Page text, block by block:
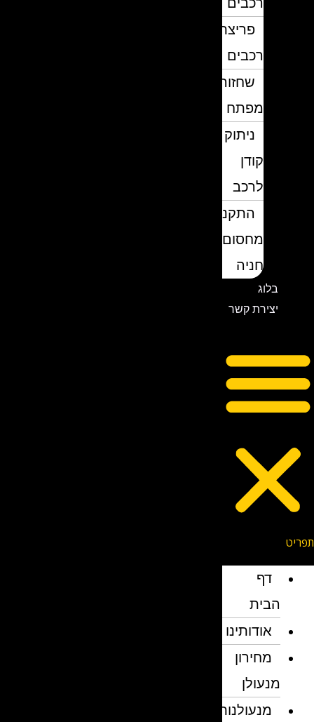
פריצת
רכבים
שחזור
מפתח
ניתוק
לרכב
התקנת
מחסום
חניה
יצירת קשר
דף
הבית
אודותינו
מחירון
מנעולן
מנעולנות